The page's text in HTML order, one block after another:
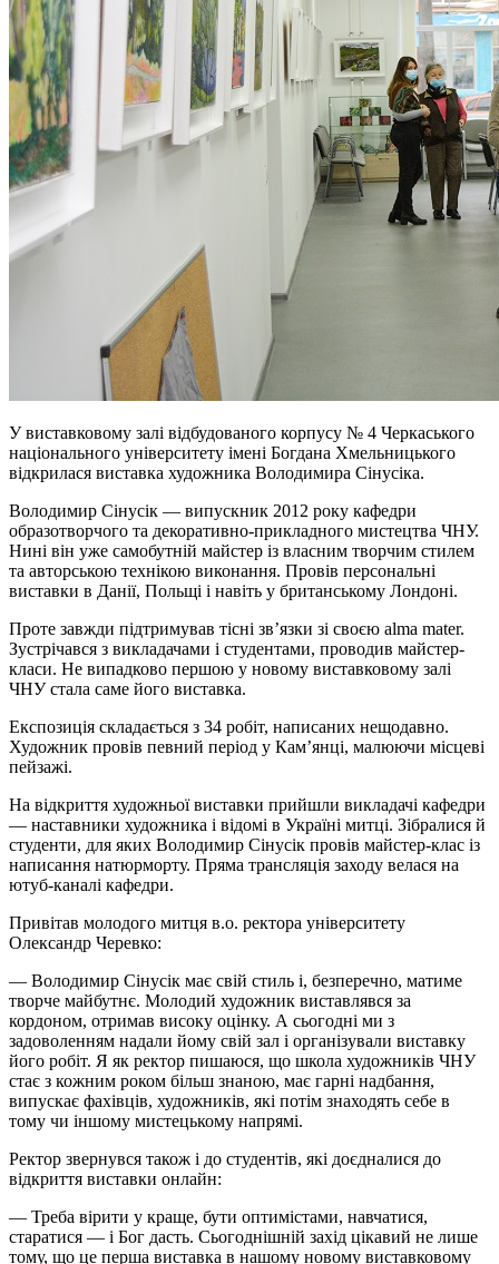
У виставковому залі відбудованого корпусу № 4 Черкаського
національного університету імені Богдана Хмельницького
відкрилася виставка художника Володимира Сінусіка.
Володимир Сінусік — випускник 2012 року кафедри
образотворчого та декоративно-прикладного мистецтва ЧНУ.
Нині він уже самобутній майстер із власним творчим стилем
та авторською технікою виконання. Провів персональні
виставки в Данії, Польщі і навіть у британському Лондоні.
Проте завжди підтримував тісні зв’язки зі своєю alma mater.
Зустрічався з викладачами і студентами, проводив майстер-
класи. Не випадково першою у новому виставковому залі
ЧНУ стала саме його виставка.
Експозиція складається з 34 робіт, написаних нещодавно.
Художник провів певний період у Кам’янці, малюючи місцеві
пейзажі.
На відкриття художньої виставки прийшли викладачі кафедри
— наставники художника і відомі в Україні митці. Зібралися й
студенти, для яких Володимир Сінусік провів майстер-клас із
написання натюрморту. Пряма трансляція заходу велася на
ютуб-каналі кафедри.
Привітав молодого митця в.о. ректора університету
Олександр Черевко:
— Володимир Сінусік має свій стиль і, безперечно, матиме
творче майбутнє. Молодий художник виставлявся за
кордоном, отримав високу оцінку. А сьогодні ми з
задоволенням надали йому свій зал і організували виставку
його робіт. Я як ректор пишаюся, що школа художників ЧНУ
стає з кожним роком більш знаною, має гарні надбання,
випускає фахівців, художників, які потім знаходять себе в
тому чи іншому мистецькому напрямі.
Ректор звернувся також і до студентів, які доєдналися до
відкриття виставки онлайн:
— Треба вірити у краще, бути оптимістами, навчатися,
старатися — і Бог дасть. Сьогоднішній захід цікавий не лише
тому, що це перша виставка в нашому новому виставковому